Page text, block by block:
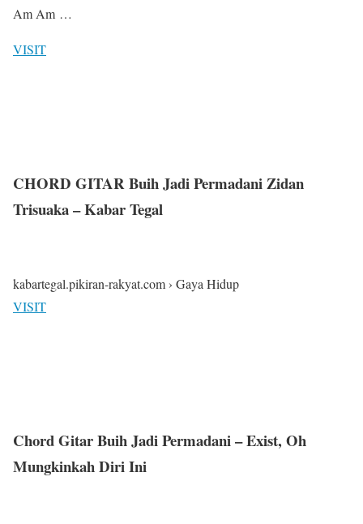
Am Am …
VISIT
CHORD GITAR Buih Jadi Permadani Zidan
Trisuaka – Kabar Tegal
kabartegal.pikiran-rakyat.com › Gaya Hidup
VISIT
Chord Gitar Buih Jadi Permadani – Exist, Oh
Mungkinkah Diri Ini